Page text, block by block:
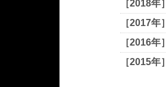
［2018年］
［2017年］
［2016年］
［2015年］